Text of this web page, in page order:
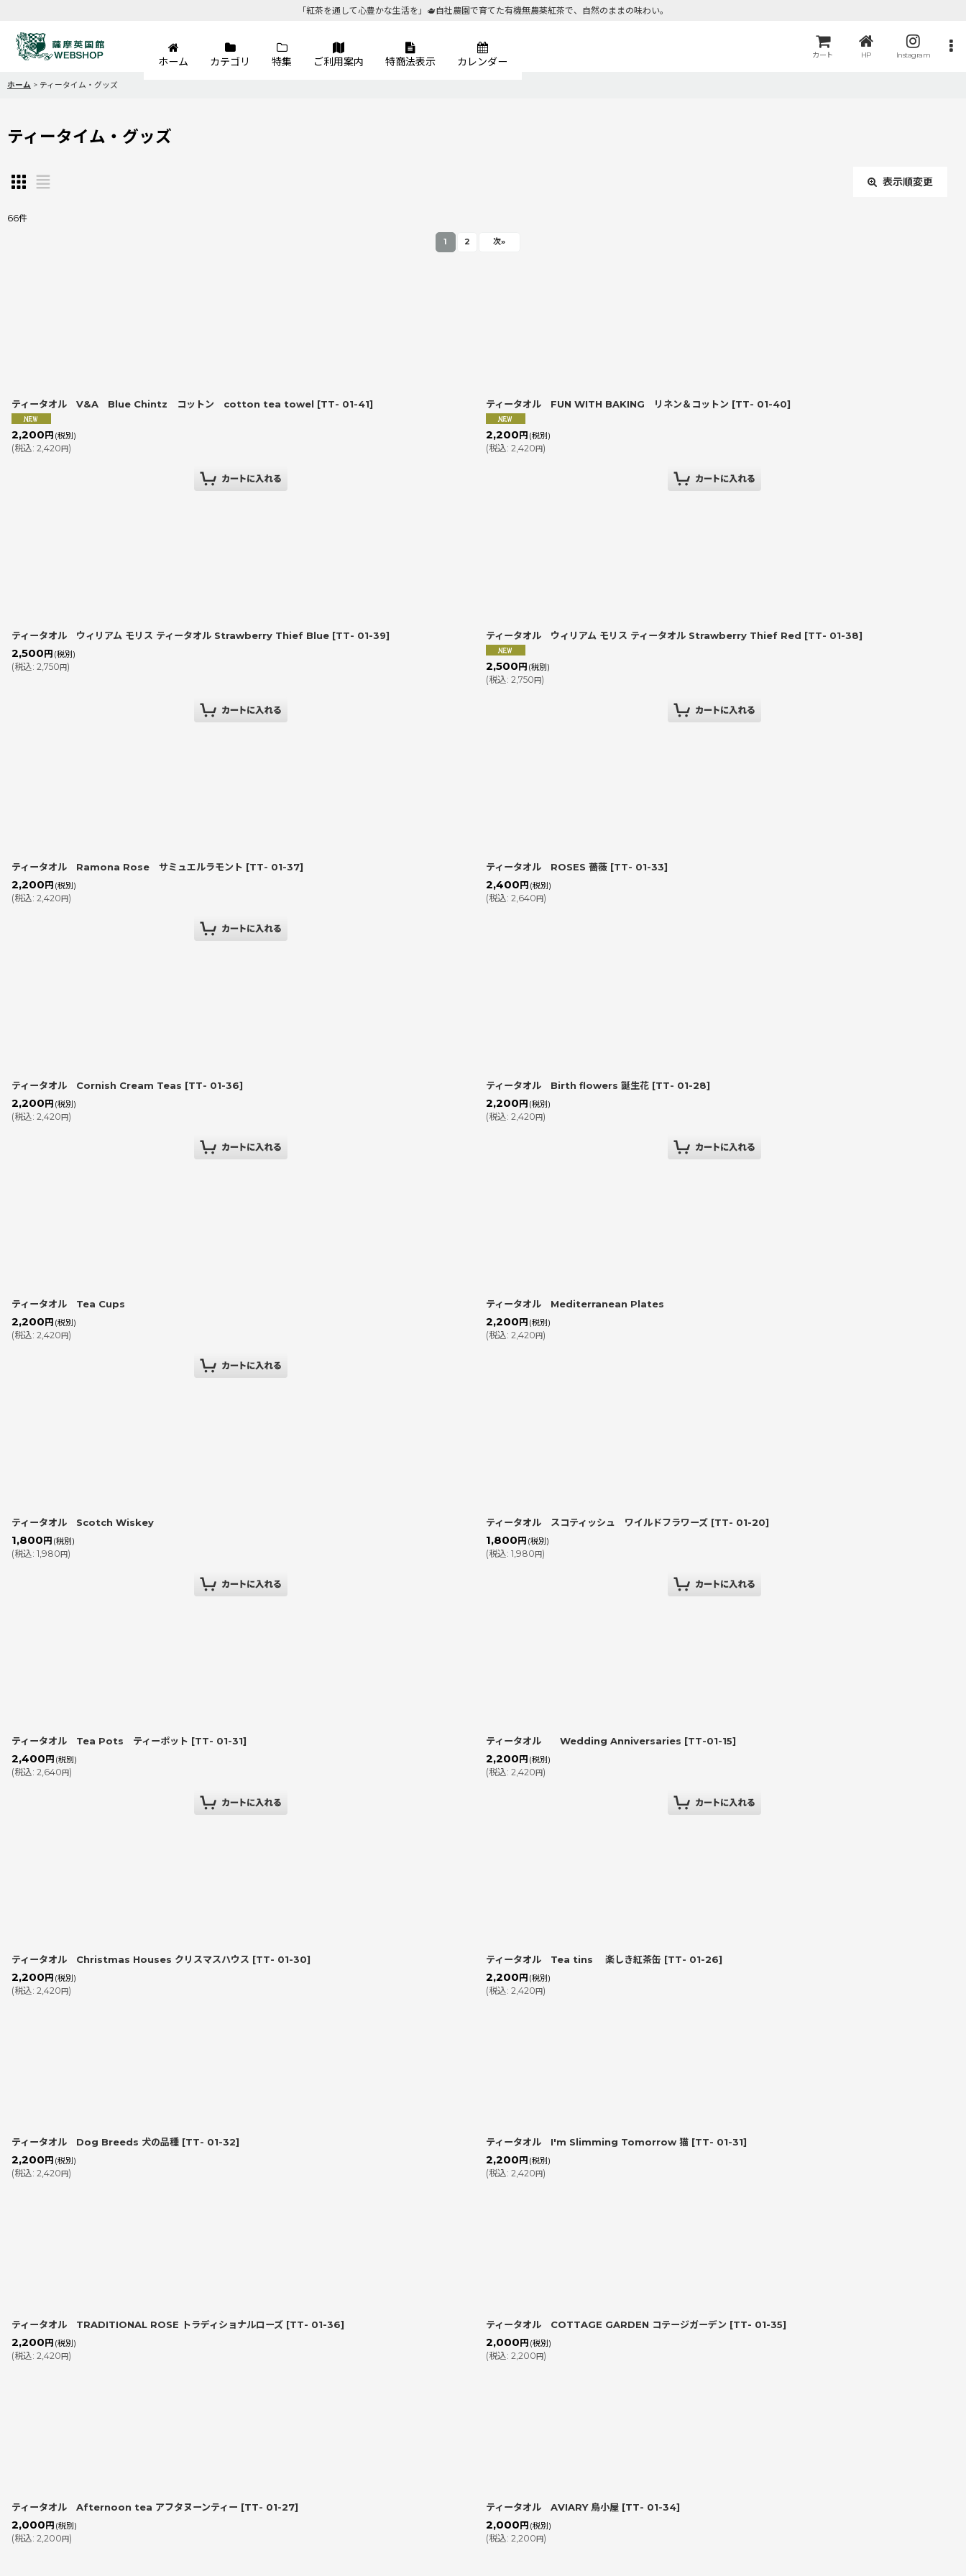
「紅茶を通して心豊かな生活を」🫖自社農園で育てた有機無農薬紅茶で、自然のままの味わい。
カート HP Instagram
ホーム カテゴリ 特集 ご利用案内 特商法表示 カレンダー
ホーム > ティータイム・グッズ
ティータイム・グッズ
表示順変更
66件
1 2 次»
ティータオル V&A Blue Chintz コットン cotton tea towel [TT- 01-41]
2,200 円 (税別)
(税込: 2,420円)
ティータオル FUN WITH BAKING リネン＆コットン [TT- 01-40]
2,200 円 (税別)
(税込: 2,420円)
ティータオル ウィリアム モリス ティータオル Strawberry Thief Blue [TT- 01-39]
2,500 円 (税別)
(税込: 2,750円)
ティータオル ウィリアム モリス ティータオル Strawberry Thief Red [TT- 01-38]
2,500 円 (税別)
(税込: 2,750円)
ティータオル Ramona Rose サミュエルラモント [TT- 01-37]
2,200 円 (税別)
(税込: 2,420円)
ティータオル ROSES 薔薇 [TT- 01-33]
2,400 円 (税別)
(税込: 2,640円)
ティータオル Cornish Cream Teas [TT- 01-36]
2,200 円 (税別)
(税込: 2,420円)
ティータオル Birth flowers 誕生花 [TT- 01-28]
2,200 円 (税別)
(税込: 2,420円)
ティータオル Tea Cups
2,200 円 (税別)
(税込: 2,420円)
ティータオル Mediterranean Plates
2,200 円 (税別)
(税込: 2,420円)
ティータオル Scotch Wiskey
1,800 円 (税別)
(税込: 1,980円)
ティータオル スコティッシュ ワイルドフラワーズ [TT- 01-20]
1,800 円 (税別)
(税込: 1,980円)
ティータオル Tea Pots ティーポット [TT- 01-31]
2,400 円 (税別)
(税込: 2,640円)
ティータオル Wedding Anniversaries [TT-01-15]
2,200 円 (税別)
(税込: 2,420円)
ティータオル Christmas Houses クリスマスハウス [TT- 01-30]
2,200 円 (税別)
(税込: 2,420円)
ティータオル Tea tins 楽しき紅茶缶 [TT- 01-26]
2,200 円 (税別)
(税込: 2,420円)
ティータオル Dog Breeds 犬の品種 [TT- 01-32]
2,200 円 (税別)
(税込: 2,420円)
ティータオル I'm Slimming Tomorrow 猫 [TT- 01-31]
2,200 円 (税別)
(税込: 2,420円)
ティータオル TRADITIONAL ROSE トラディショナルローズ [TT- 01-36]
2,200 円 (税別)
(税込: 2,420円)
ティータオル COTTAGE GARDEN コテージガーデン [TT- 01-35]
2,000 円 (税別)
(税込: 2,200円)
ティータオル Afternoon tea アフタヌーンティー [TT- 01-27]
2,000 円 (税別)
(税込: 2,200円)
ティータオル AVIARY 鳥小屋 [TT- 01-34]
2,000 円 (税別)
(税込: 2,200円)